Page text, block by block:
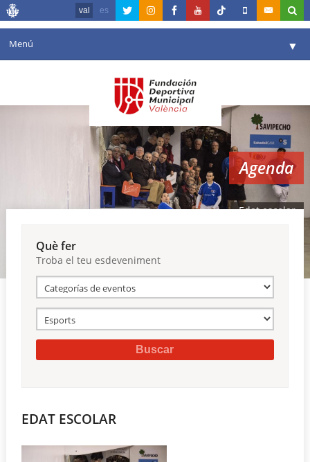
val es
Menú ▼
Agenda
▼
▼
València en esport ▼
Reserves
Agenda
Edat escolar
Què fer
Troba el teu esdeveniment
EDAT ESCOLAR